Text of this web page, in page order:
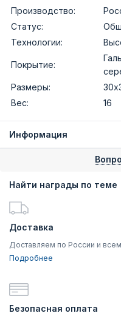
Производство:
Статус:
Технологии:
Покрытие:
Размеры:
Вес:
16
Информация
Найти награды по теме
Доставка
Доставляем по России и
Подробнее
Безопасная оплата